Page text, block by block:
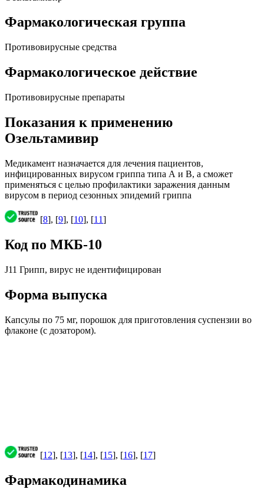
Фармакологическая группа
Противовирусные средства
Фармакологическое действие
Противовирусные препараты
Показания к применению
Озельтамивир
Медикамент назначается для лечения пациентов,
инфицированных вирусом гриппа типа А и В, а сможет
применяться с целью профилактики заражения данным
вирусом в период сезонных эпидемий гриппа
[8], [9], [10], [11]
Код по МКБ-10
J11 Грипп, вирус не идентифицирован
Форма выпуска
Капсулы по 75 мг, порошок для приготовления суспензии во
флаконе (с дозатором).
[12], [13], [14], [15], [16], [17]
Фармакодинамика